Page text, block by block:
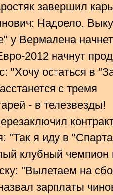
завершил
Надоело.
у Вермалена
2012 начнут
"Хочу остаться в
с тремя
- в телезвезды!
"Так я иду в
клубный чемпион
"Вылетаем на
зарплаты